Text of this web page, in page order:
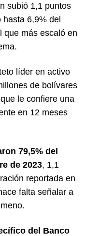
subió 1,1 puntos
hasta 6,9% del
que más escaló en
líder en activo
de bolívares
le confiere una
en 12 meses
79,5% del
de 2023, 1,1
reportada en
falta señalar a
del Banco